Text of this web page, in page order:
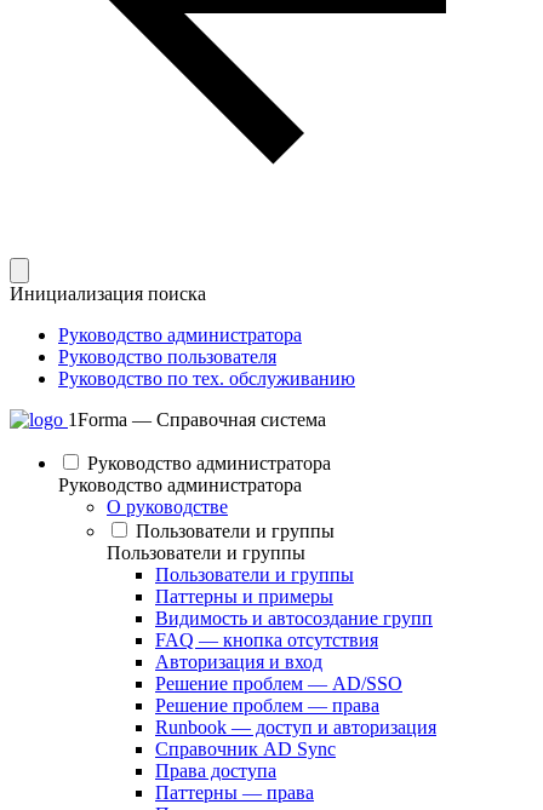
Инициализация поиска
Руководство администратора
Руководство пользователя
Руководство по тех. обслуживанию
1Forma — Справочная система
Руководство администратора
Руководство администратора
О руководстве
Пользователи и группы
Пользователи и группы
Пользователи и группы
Паттерны и примеры
Видимость и автосоздание групп
FAQ — кнопка отсутствия
Авторизация и вход
Решение проблем — AD/SSO
Решение проблем — права
Runbook — доступ и авторизация
Справочник AD Sync
Права доступа
Паттерны — права